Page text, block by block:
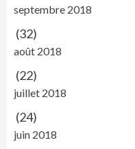
septembre 2018
(32)
août 2018
(22)
juillet 2018
(24)
juin 2018